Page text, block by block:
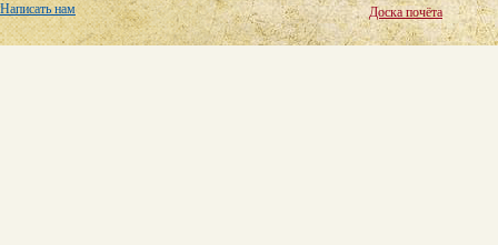
Написать нам Доска почёта